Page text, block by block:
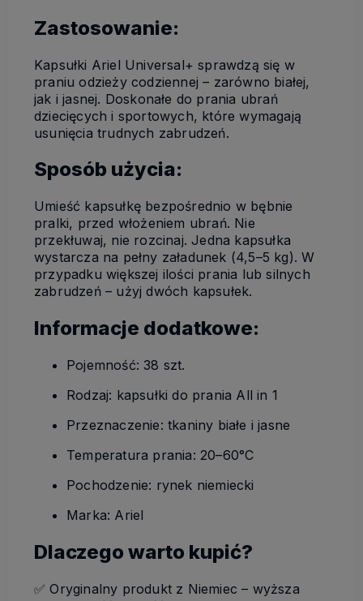
Zastosowanie:
Kapsułki Ariel Universal+ sprawdzą się w
praniu odzieży codziennej – zarówno białej,
jak i jasnej. Doskonałe do prania ubrań
dziecięcych i sportowych, które wymagają
usunięcia trudnych zabrudzeń.
Sposób użycia:
Umieść kapsułkę bezpośrednio w bębnie
pralki, przed włożeniem ubrań. Nie
przekłuwaj, nie rozcinaj. Jedna kapsułka
wystarcza na pełny załadunek (4,5–5 kg). W
przypadku większej ilości prania lub silnych
zabrudzeń – użyj dwóch kapsułek.
Informacje dodatkowe:
Pojemność: 38 szt.
Rodzaj: kapsułki do prania All in 1
Przeznaczenie: tkaniny białe i jasne
Temperatura prania: 20–60°C
Pochodzenie: rynek niemiecki
Marka: Ariel
Dlaczego warto kupić?
✅ Oryginalny produkt z Niemiec – wyższa